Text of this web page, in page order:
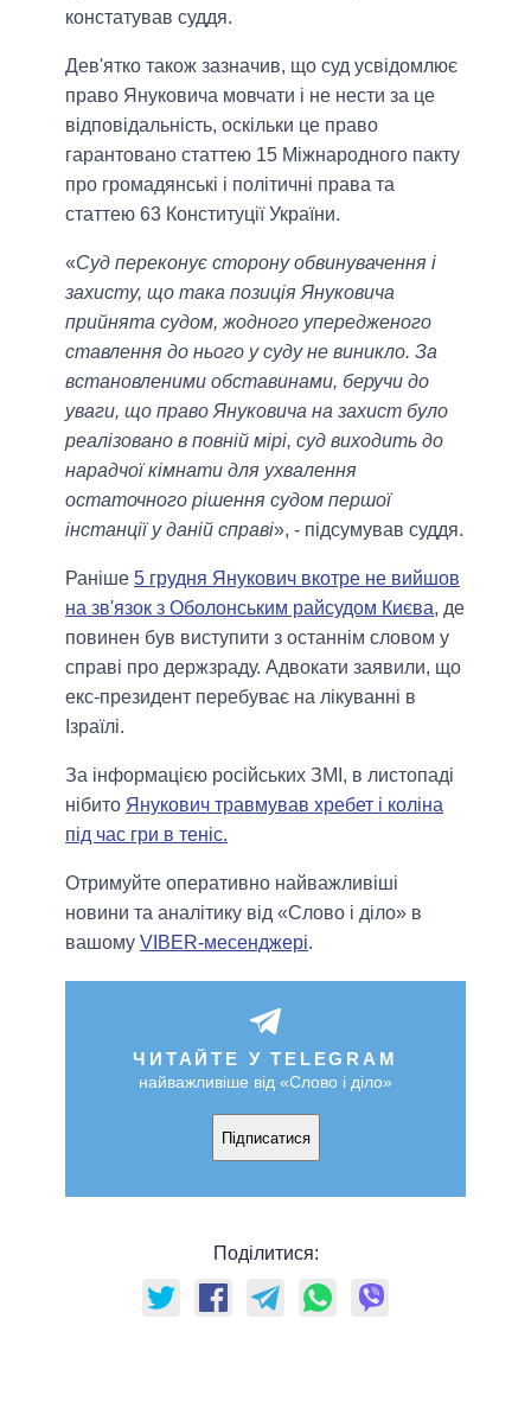
констатував суддя.
Дев'ятко також зазначив, що суд усвідомлює
право Януковича мовчати і не нести за це
відповідальність, оскільки це право
гарантовано статтею 15 Міжнародного пакту
про громадянські і політичні права та
статтею 63 Конституції України.
«Суд переконує сторону обвинувачення і
захисту, що така позиція Януковича
прийнята судом, жодного упередженого
ставлення до нього у суду не виникло. За
встановленими обставинами, беручи до
уваги, що право Януковича на захист було
реалізовано в повній мірі, суд виходить до
нарадчої кімнати для ухвалення
остаточного рішення судом першої
інстанції у даній справі», - підсумував суддя.
Раніше 5 грудня Янукович вкотре не вийшов
на зв'язок з Оболонським райсудом Києва, де
повинен був виступити з останнім словом у
справі про держзраду. Адвокати заявили, що
екс-президент перебуває на лікуванні в
Ізраїлі.
За інформацією російських ЗМІ, в листопаді
нібито Янукович травмував хребет і коліна
під час гри в теніс.
Отримуйте оперативно найважливіші
новини та аналітику від «Слово і діло» в
вашому VIBER-месенджері.
ЧИТАЙТЕ У TELEGRAM
найважливіше від «Слово і діло»
Підписатися
Поділитися: